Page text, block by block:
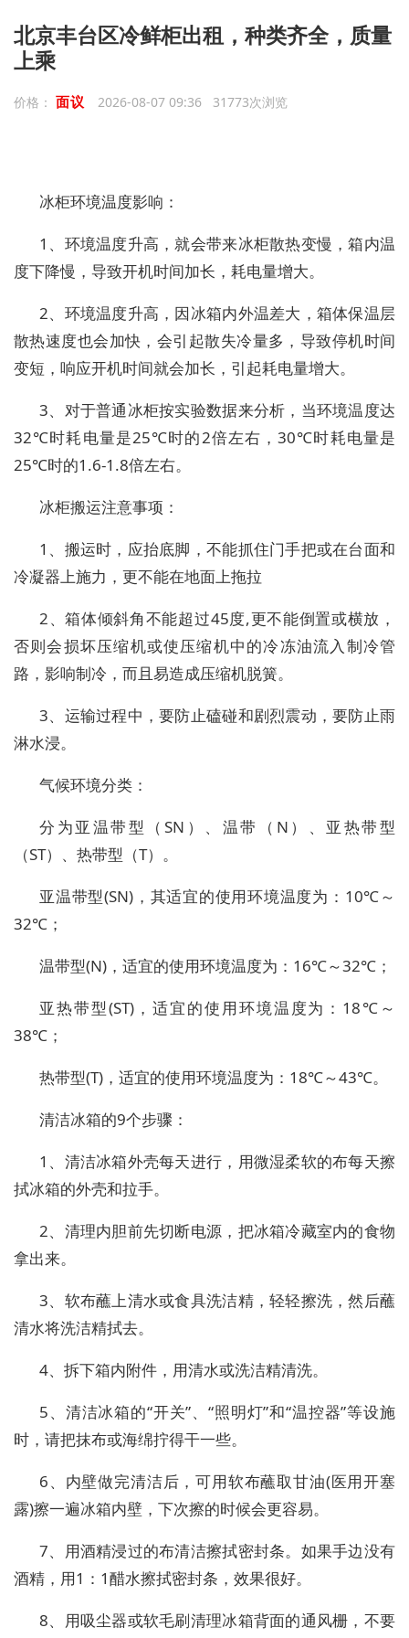
北京丰台区冷鲜柜出租，种类齐全，质量
上乘
价格： 面议 2026-08-07 09:36 31773次浏览
冰柜环境温度影响：
1、环境温度升高，就会带来冰柜散热变慢，箱内温
度下降慢，导致开机时间加长，耗电量增大。
2、环境温度升高，因冰箱内外温差大，箱体保温层
散热速度也会加快，会引起散失冷量多，导致停机时间
变短，响应开机时间就会加长，引起耗电量增大。
3、对于普通冰柜按实验数据来分析，当环境温度达
32℃时耗电量是25℃时的2倍左右，30℃时耗电量是
25℃时的1.6-1.8倍左右。
冰柜搬运注意事项：
1、搬运时，应抬底脚，不能抓住门手把或在台面和
冷凝器上施力，更不能在地面上拖拉
2、箱体倾斜角不能超过45度,更不能倒置或横放，
否则会损坏压缩机或使压缩机中的冷冻油流入制冷管
路，影响制冷，而且易造成压缩机脱簧。
3、运输过程中，要防止磕碰和剧烈震动，要防止雨
淋水浸。
气候环境分类：
分为亚温带型（SN）、温带（N）、亚热带型
（ST）、热带型（T）。
亚温带型(SN)，其适宜的使用环境温度为：10℃～
32℃；
温带型(N)，适宜的使用环境温度为：16℃～32℃；
亚热带型(ST)，适宜的使用环境温度为：18℃～
38℃；
热带型(T)，适宜的使用环境温度为：18℃～43℃。
清洁冰箱的9个步骤：
1、清洁冰箱外壳每天进行，用微湿柔软的布每天擦
拭冰箱的外壳和拉手。
2、清理内胆前先切断电源，把冰箱冷藏室内的食物
拿出来。
3、软布蘸上清水或食具洗洁精，轻轻擦洗，然后蘸
清水将洗洁精拭去。
4、拆下箱内附件，用清水或洗洁精清洗。
5、清洁冰箱的“开关”、“照明灯”和“温控器”等设施
时，请把抹布或海绵拧得干一些。
6、内壁做完清洁后，可用软布蘸取甘油(医用开塞
露)擦一遍冰箱内壁，下次擦的时候会更容易。
7、用酒精浸过的布清洁擦拭密封条。如果手边没有
酒精，用1：1醋水擦拭密封条，效果很好。
8、用吸尘器或软毛刷清理冰箱背面的通风栅，不要